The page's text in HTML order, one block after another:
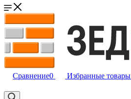
Сравнение0 Избранные товары